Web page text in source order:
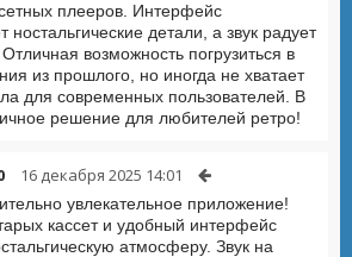
плееров. Интерфейс
ностальгические детали, а звук радует
возможность погрузиться в
из прошлого, но иногда не хватает
для современных пользователей. В
решение для любителей ретро!
16 декабря 2025 14:01
увлекательное приложение!
кассет и удобный интерфейс
атмосферу. Звук на